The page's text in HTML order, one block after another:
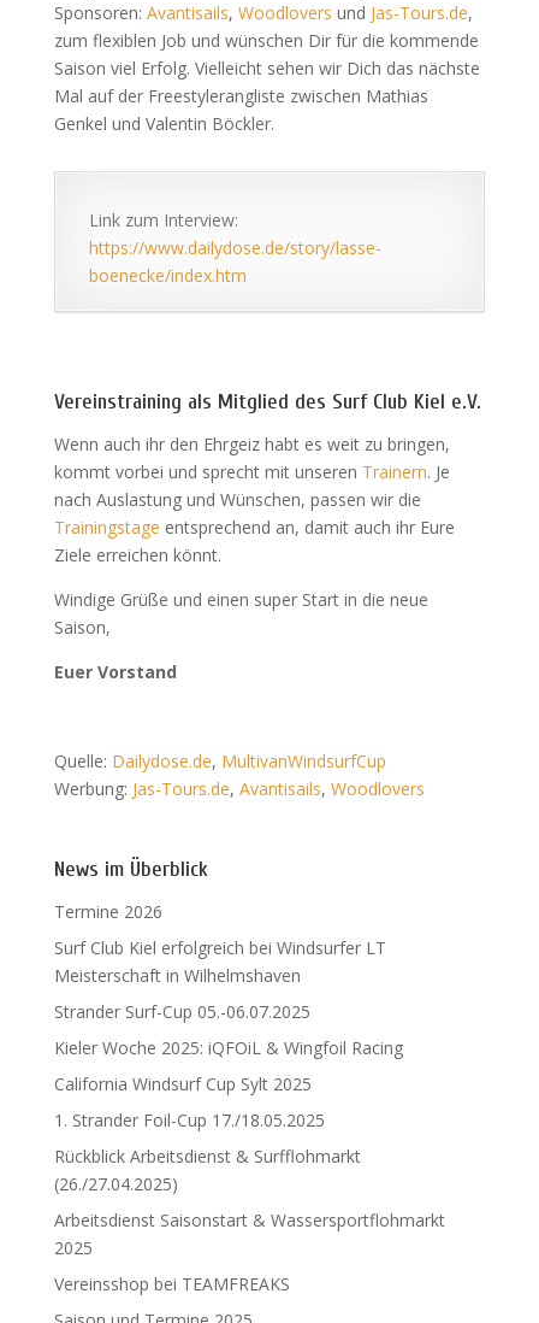
Sponsoren: Avantisails, Woodlovers und Jas-Tours.de,
zum flexiblen Job und wünschen Dir für die kommende
Saison viel Erfolg. Vielleicht sehen wir Dich das nächste
Mal auf der Freestylerangliste zwischen Mathias
Genkel und Valentin Böckler.
Link zum Interview:
https://www.dailydose.de/story/lasse-
boenecke/index.htm
Vereinstraining als Mitglied des Surf Club Kiel e.V.
Wenn auch ihr den Ehrgeiz habt es weit zu bringen,
kommt vorbei und sprecht mit unseren Trainern. Je
nach Auslastung und Wünschen, passen wir die
Trainingstage entsprechend an, damit auch ihr Eure
Ziele erreichen könnt.
Windige Grüße und einen super Start in die neue
Saison,
Euer Vorstand
Quelle: Dailydose.de, MultivanWindsurfCup
Werbung: Jas-Tours.de, Avantisails, Woodlovers
News im Überblick
Termine 2026
Surf Club Kiel erfolgreich bei Windsurfer LT
Meisterschaft in Wilhelmshaven
Strander Surf-Cup 05.-06.07.2025
Kieler Woche 2025: iQFOiL & Wingfoil Racing
California Windsurf Cup Sylt 2025
1. Strander Foil-Cup 17./18.05.2025
Rückblick Arbeitsdienst & Surfflohmarkt
(26./27.04.2025)
Arbeitsdienst Saisonstart & Wassersportflohmarkt
2025
Vereinsshop bei TEAMFREAKS